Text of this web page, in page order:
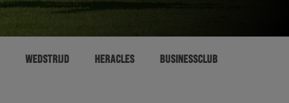
WEDSTRIJD HERACLES BUSINESSCLUB